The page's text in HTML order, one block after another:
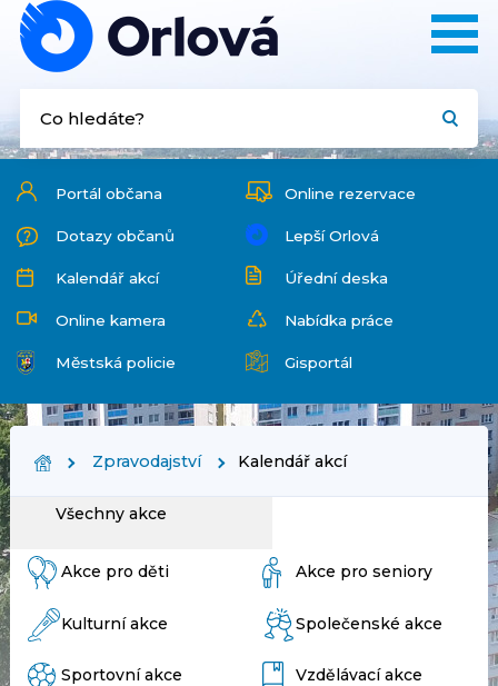
Portál občana Online rezervace
Dotazy občanů Lepší Orlová
Kalendář akcí Úřední deska
Online kamera Nabídka práce
Městská policie Gisportál
Zpravodajství Kalendář akcí
Všechny akce
Akce pro děti Akce pro seniory
Kulturní akce Společenské akce
Sportovní akce Vzdělávací akce